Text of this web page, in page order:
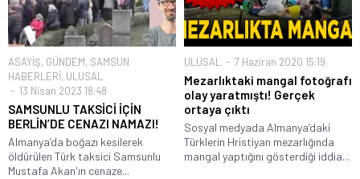
ASAYİŞ, GÜNDEM, SAMSUN
HABERLERİ, ULUSAL
13 Nisan 2023 18:48
SAMSUNLU TAKSİCİ İÇİN
BERLİN’DE CENAZI NAMAZI!
Almanya’da boğazı kesilerek
öldürülen Türk taksici Samsunlu
Mustafa Akan'ın cenaze...
ULUSAL 7 Haziran 2020 15:19
Mezarlıktaki mangal fotoğrafı
olay yaratmıştı! Gerçek
ortaya çıktı
Sosyal medyada Almanya’daki
Türklerin Hristiyan mezarlığında
mangal yaptığını gösterdiği iddia...